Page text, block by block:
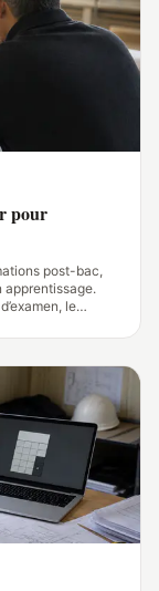
pour
post-bac,
apprentissage.
le